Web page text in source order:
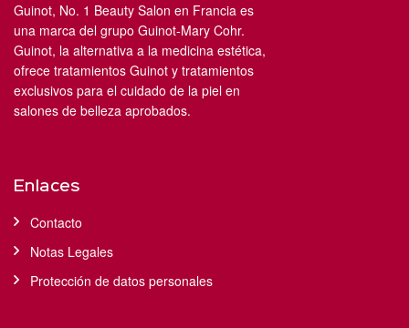
Guinot, No. 1 Beauty Salon en Francia es
una marca del grupo Guinot-Mary Cohr.
Guinot, la alternativa a la medicina estética,
ofrece tratamientos Guinot y tratamientos
exclusivos para el cuidado de la piel en
salones de belleza aprobados.
Enlaces
Contacto
Notas Legales
Protección de datos personales